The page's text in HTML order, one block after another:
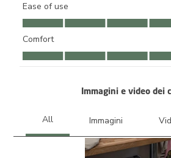
Ease of use
Ease of use, 4.4 su 5
Comfort
Comfort, 4.5 su 5
Immagini e video dei